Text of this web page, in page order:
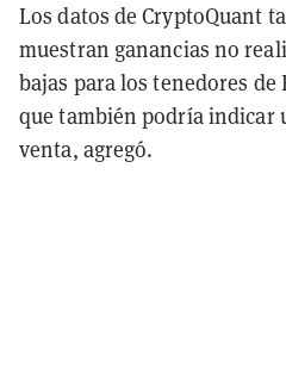
Los datos de CryptoQuant
muestran ganancias no
bajas para los tenedores
que también podría indicar
venta, agregó.